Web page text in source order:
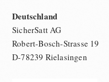
Deutschland
SicherSatt AG
Robert-Bosch-Strasse 19
D-78239 Rielasingen